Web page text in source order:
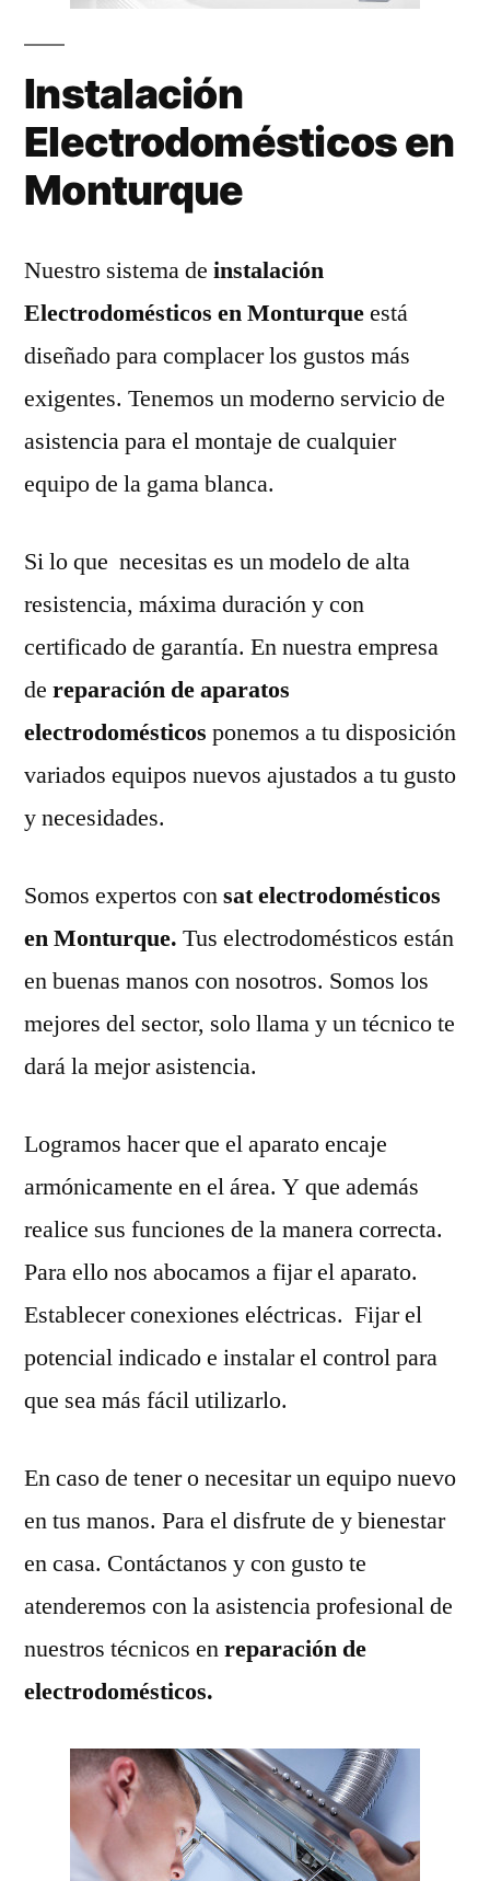
Instalación
Electrodomésticos en
Monturque
Nuestro sistema de instalación
Electrodomésticos en Monturqueestá
diseñado para complacer los gustos más
exigentes. Tenemos un moderno servicio de
asistencia para el montaje de cualquier
equipo de la gama blanca.
Si lo que necesitas es un modelo de alta
resistencia, máxima duración y con
certificado de garantía. En nuestra empresa
de reparación de aparatos
electrodomésticos ponemos a tu disposición
variados equipos nuevos ajustados a tu gusto
y necesidades.
Somos expertos consat electrodomésticos
en Monturque. Tus electrodomésticos están
en buenas manos con nosotros. Somos los
mejores del sector, solo llama y un técnico te
dará la mejor asistencia.
Logramos hacer que el aparato encaje
armónicamente en el área. Y que además
realice sus funciones de la manera correcta.
Para ello nos abocamos a fijar el aparato.
Establecer conexiones eléctricas. Fijar el
potencial indicado e instalar el control para
que sea más fácil utilizarlo.
En caso de tener o necesitar un equipo nuevo
en tus manos. Para el disfrute de y bienestar
en casa. Contáctanos y con gusto te
atenderemos con la asistencia profesional de
nuestros técnicos enreparación de
electrodomésticos.